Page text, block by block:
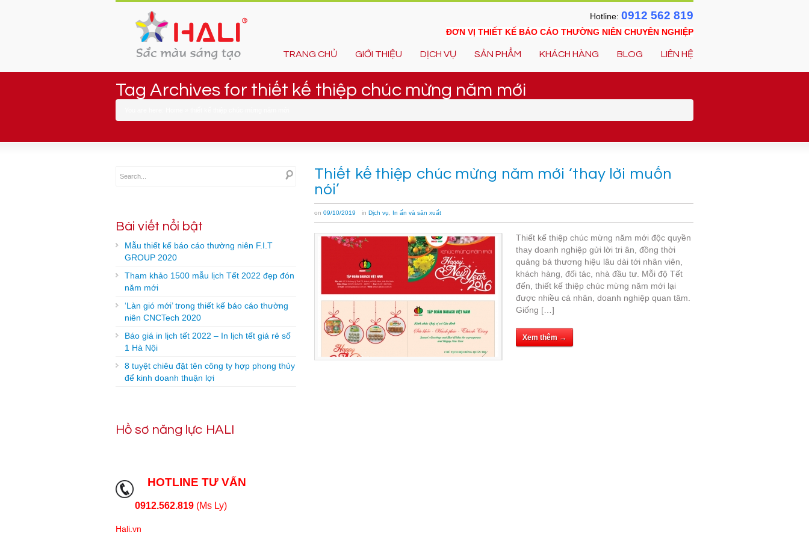
Hotline: 0912 562 819
ĐƠN VỊ THIẾT KẾ BÁO CÁO THƯỜNG NIÊN CHUYÊN NGHIỆP
TRANG CHỦ GIỚI THIỆU DỊCH VỤ SẢN PHẨM KHÁCH HÀNG BLOG LIÊN HỆ
Tag Archives for thiết kế thiệp chúc mừng năm mới
Thiết kế thiệp chúc mừng năm mới ‘thay lời muốn
nói’
on 09/10/2019 in Dịch vụ, In ấn và sản xuất
Thiết kế thiệp chúc mừng năm mới độc quyền
thay doanh nghiệp gửi lời tri ân, đồng thời
quảng bá thương hiệu lâu dài tới nhân viên,
khách hàng, đối tác, nhà đầu tư. Mỗi độ Tết
đến, thiết kế thiệp chúc mừng năm mới lại
được nhiều cá nhân, doanh nghiệp quan tâm.
Giống […]
Xem thêm →
Bài viết nổi bật
Mẫu thiết kế báo cáo thường niên F.I.T
GROUP 2020
Tham khảo 1500 mẫu lịch Tết 2022 đẹp đón
năm mới
‘Làn gió mới’ trong thiết kế báo cáo thường
niên CNCTech 2020
Báo giá in lịch tết 2022 – In lịch tết giá rẻ số
1 Hà Nội
8 tuyệt chiêu đặt tên công ty hợp phong thủy
để kinh doanh thuận lợi
Hồ sơ năng lực HALI
HOTLINE TƯ VẤN
0912.562.819 (Ms Ly)
Hali.vn